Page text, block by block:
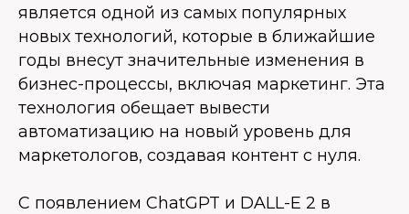
является одной из самых популярных
новых технологий, которые в ближайшие
годы внесут значительные изменения в
бизнес-процессы, включая маркетинг. Эта
технология обещает вывести
автоматизацию на новый уровень для
маркетологов, создавая контент с нуля.
С появлением ChatGPT и DALL-E 2 в